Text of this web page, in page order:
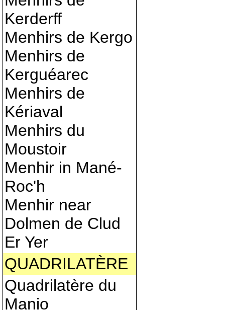
Kerderff
Menhirs de Kergo
Menhirs de
Kerguéarec
Menhirs de
Kériaval
Menhirs du
Moustoir
Menhir in Mané-
Roc'h
Menhir near
Dolmen de Clud
Er Yer
QUADRILATÈRE
Quadrilatère du
Manio